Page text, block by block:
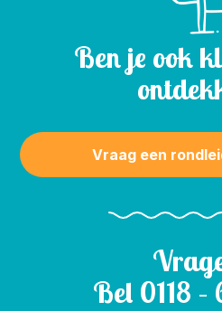
Ben je ook
Vraag een
Bel 0118 –